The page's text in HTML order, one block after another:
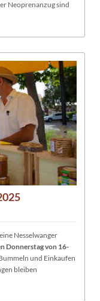
Neoprenanzug sind
Nesselwanger
Donnerstag von 16-
und Einkaufen
bleiben